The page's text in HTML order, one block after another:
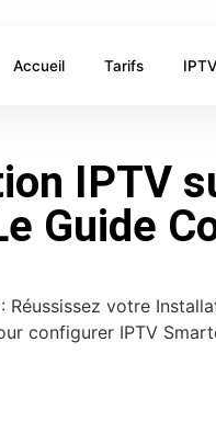
Accueil Tarifs
IPTV
Guide